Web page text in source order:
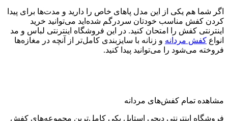
اگر شما هم یکی از این مدل پاهای خاص را دارید و مدت‌ها برای پیدا
کردن کفش مناسب خودتان سردرگم شده‌اید می‌توانید خرید
اینترنتی کفش را امتحان کنید. در این فروشگاه اینترنتی لباس و مد
انواع کفش‌ مردانه و زنانه با سایزبندی کامل‌تر از آنچه در مغازه‌ها
فروخته می‌شود را می‌توانید پیدا کنید.
مشاهده تمام کفش‌های مردانه
فروشگاه اینترنتی دیجی استایل یکی کامل‌ترین مجموعه‌های کفش